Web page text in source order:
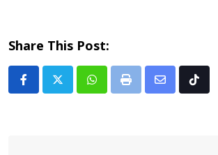
Share This Post:
Whatsapp
Print
Share